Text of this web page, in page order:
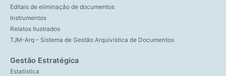
Editais de eliminação de documentos
Instrumentos
Relatos Ilustrados
TJM-Arq – Sistema de Gestão Arquivística de Documentos
Gestão Estratégica
Estatística